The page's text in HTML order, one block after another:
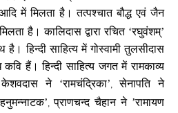
आदि में मिलता है। तत्पश्चात बौद्ध एवं जैन
है। कालिदास द्वारा रचित ‘रघुवंशम्’
है। हिन्दी साहित्य में गोस्वामी तुलसीदास
कवि हैं। हिन्दी साहित्य जगत में रामकाव्य
ने ‘रामचंद्रिका’, सेनापति ने
, प्राणचन्द चैहान ने ’रामायण